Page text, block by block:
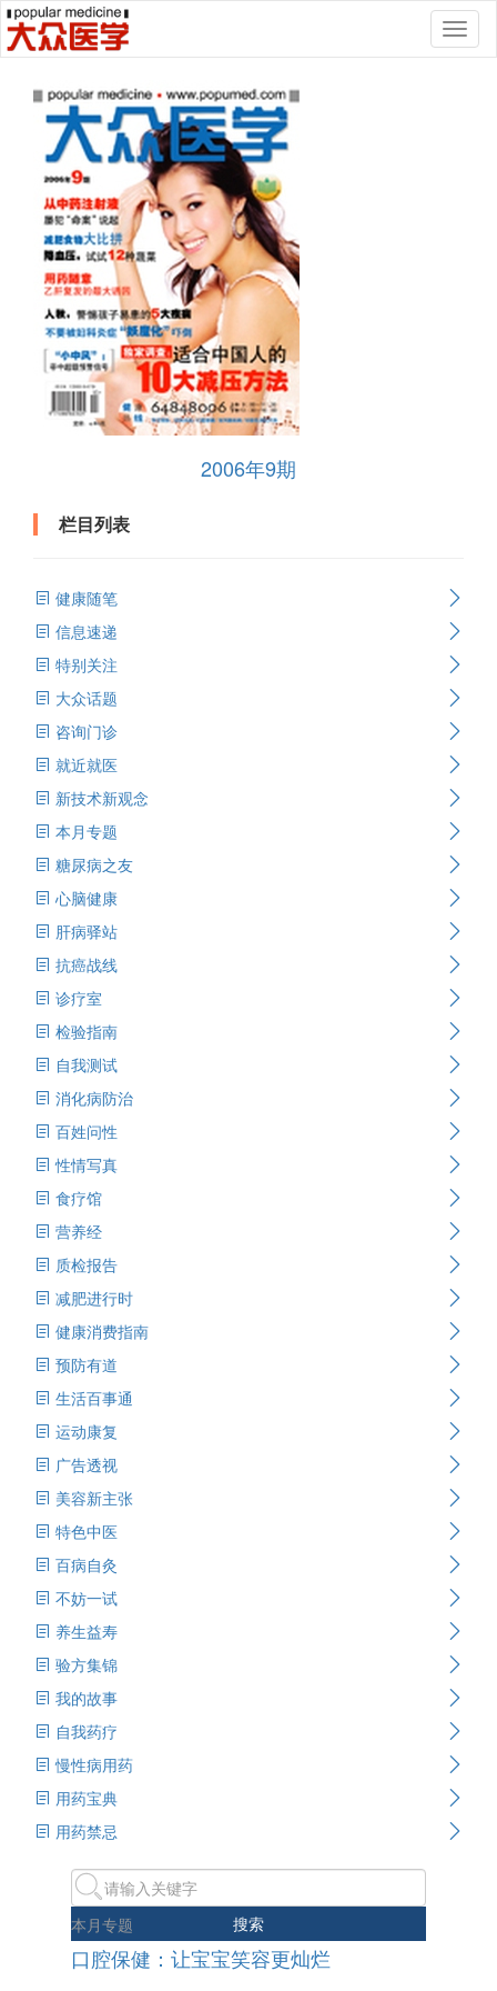
2006年9期
栏目列表
健康随笔
信息速递
特别关注
大众话题
咨询门诊
就近就医
新技术新观念
本月专题
糖尿病之友
心脑健康
肝病驿站
抗癌战线
诊疗室
检验指南
自我测试
消化病防治
百姓问性
性情写真
食疗馆
营养经
质检报告
减肥进行时
健康消费指南
预防有道
生活百事通
运动康复
广告透视
美容新主张
特色中医
百病自灸
不妨一试
养生益寿
验方集锦
我的故事
自我药疗
慢性病用药
用药宝典
用药禁忌
搜索
本月专题
口腔保健：让宝宝笑容更灿烂